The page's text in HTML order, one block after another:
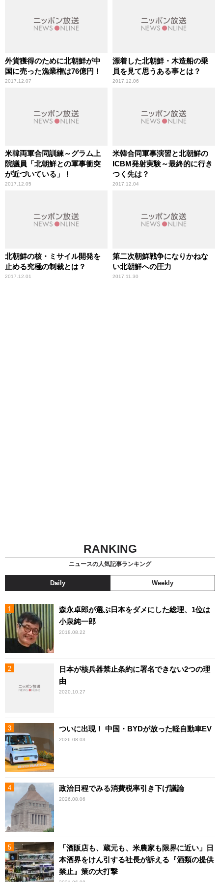
外貨獲得のために北朝鮮が中
国に売った漁業権は76億円！
2017.12.07
漂着した北朝鮮・木造船の乗
員を見て思うある事とは？
2017.12.06
米韓両軍合同訓練～グラム上
院議員「北朝鮮との軍事衝突
が近づいている」！
2017.12.05
米韓合同軍事演習と北朝鮮の
ICBM発射実験～最終的に行き
つく先は？
2017.12.04
北朝鮮の核・ミサイル開発を
止める究極の制裁とは？
2017.12.01
第二次朝鮮戦争になりかねな
い北朝鮮への圧力
2017.11.30
RANKING
ニュースの人気記事ランキング
Daily Weekly
森永卓郎が選ぶ日本をダメにした総理、1位は
小泉純一郎
2018.08.22
日本が核兵器禁止条約に署名できない2つの理
由
2020.10.27
ついに出現！ 中国・BYDが放った軽自動車EV
2026.08.03
政治日程でみる消費税率引き下げ議論
2026.08.06
「酒販店も、蔵元も、米農家も限界に近い」日
本酒界をけん引する社長が訴える『酒類の提供
禁止』策の大打撃